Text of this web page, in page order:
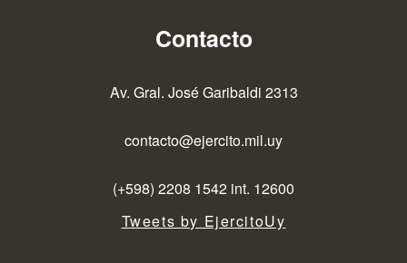
Contacto
Av. Gral. José Garibaldi 2313
contacto@ejercito.mil.uy
(+598) 2208 1542 int. 12600
Tweets by EjercitoUy